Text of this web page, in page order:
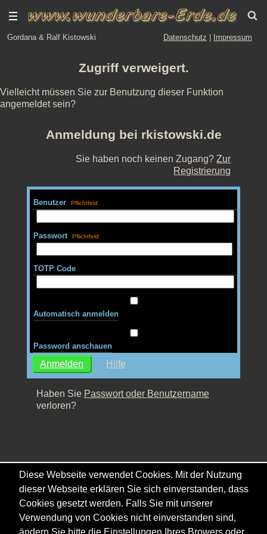
Gordana & Ralf Kistowski Datenschutz Impressum
Zugriff verweigert.
Vielleicht müssen Sie zur Benutzung dieser Funktion
angemeldet sein?
Anmeldung bei rkistowski.de
Sie haben noch keinen Zugang?Zur
Registrierung
Benutzer
Passwort
TOTP Code
Automatisch anmelden
Password anschauen
Hilfe
Haben Sie Passwort oder Benutzername
verloren?
Diese Webseite verwendet Cookies. Mit der Nutzung
dieser Webseite erklären Sie sich einverstanden, dass
Cookies gesetzt werden. Falls Sie mit unserer
Verwendung von Cookies nicht einverstanden sind,
ändern Sie bitte die Einstellungen Ihres Browers oder